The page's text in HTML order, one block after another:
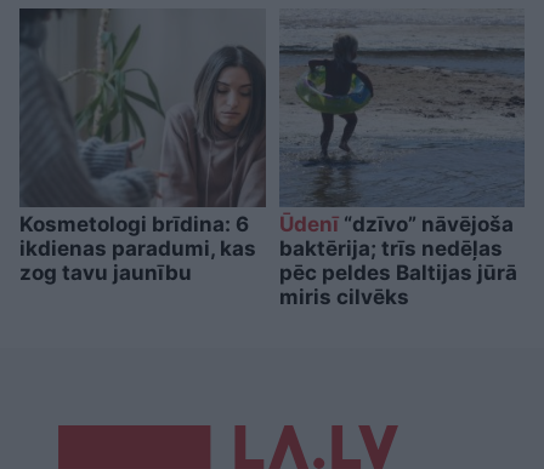
Kosmetologi brīdina: 6
ikdienas paradumi, kas
zog tavu jaunību
Ūdenī“dzīvo” nāvējoša
baktērija; trīs nedēļas
pēc peldes Baltijas jūrā
miris cilvēks